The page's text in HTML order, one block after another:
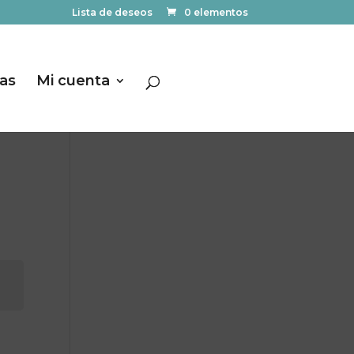
Lista de deseos 0 elementos
Mi cuenta